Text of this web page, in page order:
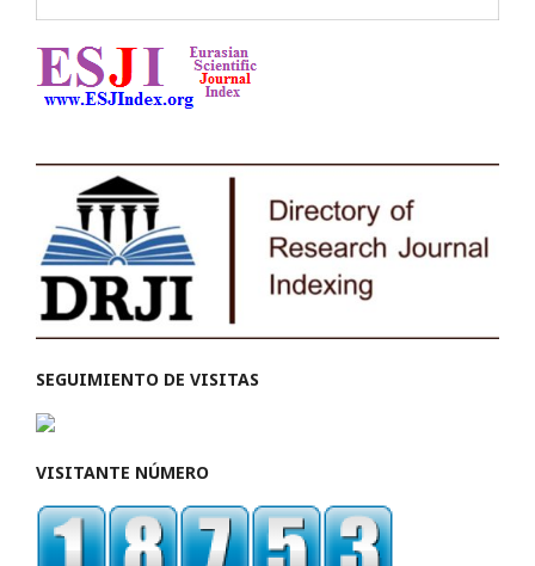
SEGUIMIENTO DE VISITAS
VISITANTE NÚMERO